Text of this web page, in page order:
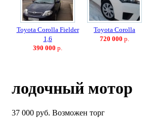
Toyota Corolla Fielder
1,6
390 000 р.
Toyota Corolla
720 000 р.
лодочный мотор
37 000 руб. Возможен торг